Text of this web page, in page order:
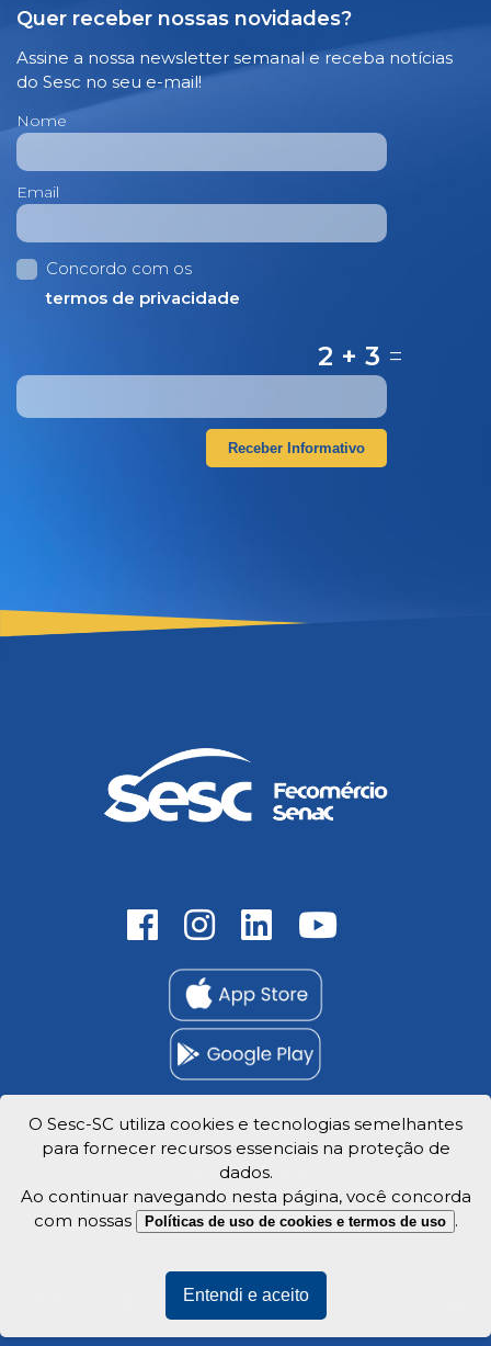
Quer receber nossas novidades?
Assine a nossa newsletter semanal e receba notícias
do Sesc no seu e-mail!
Nome
Email
Concordo com os
termos de privacidade
2 + 3 =
Receber Informativo
Trabalhe Conosco
Privacidade e dados
Veja o mapa do site
O Sesc-SC utiliza cookies e tecnologias semelhantes
para fornecer recursos essenciais na proteção de
dados.
Ao continuar navegando nesta página, você concorda
com nossas
Políticas de uso de cookies e termos de uso .
Entendi e aceito